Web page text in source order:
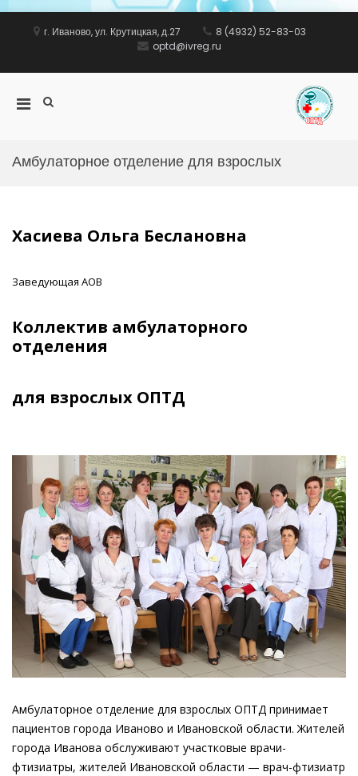
г. Иваново, ул. Крутицкая, д.27
8 (4932) 52-83-03
optd@ivreg.ru
Показать
Основное
мобильных
Амбулаторное отделение для взрослых
Хасиева Ольга Беслановна
Заведующая АОВ
Коллектив амбулаторного
отделения
для взрослых ОПТД
Амбулаторное отделение для взрослых ОПТД принимает
пациентов города Иваново и Ивановской области. Жителей
города Иванова обслуживают участковые врачи-
фтизиатры, жителей Ивановской области — врач-фтизиатр